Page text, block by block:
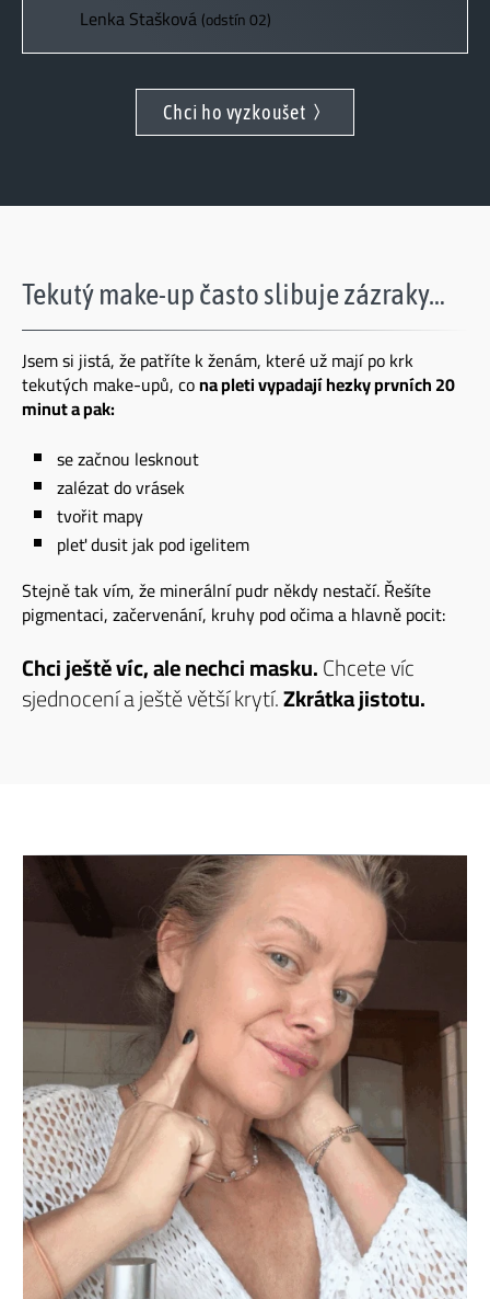
Lenka Stašková(odstín 02)
Chci ho vyzkoušet
Tekutý make-up často slibuje zázraky…
Jsem si jistá, že patříte k ženám, které už mají po krk
tekutých make-upů, cona pleti vypadají hezky prvních 20
minut a pak:
se začnou lesknout
zalézat do vrásek
tvořit mapy
pleť dusit jak pod igelitem
Stejně tak vím, že minerální pudr někdy nestačí. Řešíte
pigmentaci, začervenání, kruhy pod očima a hlavně pocit:
Chci ještě víc, ale nechci masku.Chcete víc
sjednocení a ještě větší krytí.Zkrátka jistotu.